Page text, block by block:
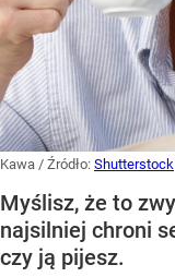
Kawa / Źródło: Shutterstock
Myślisz, że to
najsilniej chroni
czy ją pijesz.